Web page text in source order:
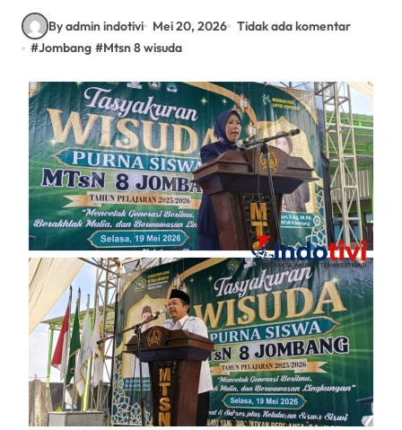
By admin indotivi Mei 20, 2026 Tidak ada komentar
#Jombang #Mtsn 8 wisuda